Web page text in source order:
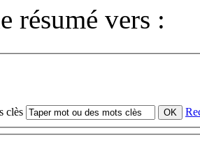
résumé vers :
clès